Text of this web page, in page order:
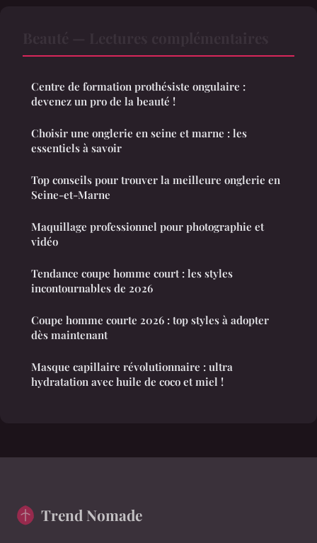
Centre de formation prothésiste ongulaire :
devenez un pro de la beauté !
Choisir une onglerie en seine et marne : les
essentiels à savoir
Top conseils pour trouver la meilleure onglerie en
Seine-et-Marne
Maquillage professionnel pour photographie et
vidéo
Tendance coupe homme court : les styles
incontournables de 2026
Coupe homme courte 2026 : top styles à adopter
dès maintenant
Masque capillaire révolutionnaire : ultra
hydratation avec huile de coco et miel !
Trend Nomade